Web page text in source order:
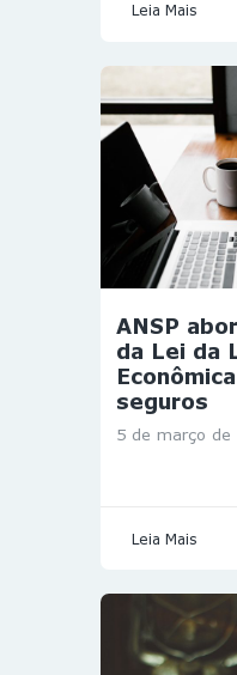
Leia Mais
ANSP
da Lei da
seguros
5 de março de
Leia Mais